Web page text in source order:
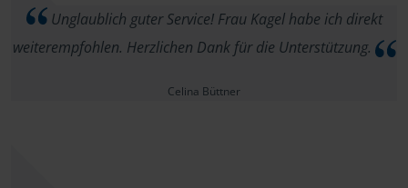
Unglaublich guter Service! Frau Kagel habe ich direkt
weiterempfohlen. Herzlichen Dank für die Unterstützung.
Celina Büttner